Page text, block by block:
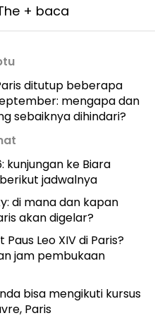
+ baca
ditutup beberapa
mengapa dan
sebaiknya dihindari?
kunjungan ke Biara
jadwalnya
di mana dan kapan
akan digelar?
Leo XIV di Paris?
jam pembukaan
bisa mengikuti kursus
Paris